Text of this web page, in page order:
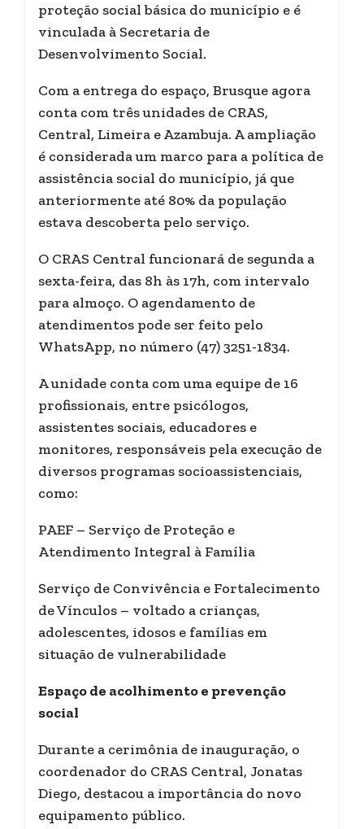
proteção social básica do município e é
vinculada à Secretaria de
Desenvolvimento Social.
Com a entrega do espaço, Brusque agora
conta com três unidades de CRAS,
Central, Limeira e Azambuja. A ampliação
é considerada um marco para a política de
assistência social do município, já que
anteriormente até 80% da população
estava descoberta pelo serviço.
O CRAS Central funcionará de segunda a
sexta-feira, das 8h às 17h, com intervalo
para almoço. O agendamento de
atendimentos pode ser feito pelo
WhatsApp, no número (47) 3251-1834.
A unidade conta com uma equipe de 16
profissionais, entre psicólogos,
assistentes sociais, educadores e
monitores, responsáveis pela execução de
diversos programas socioassistenciais,
como:
PAEF – Serviço de Proteção e
Atendimento Integral à Família
Serviço de Convivência e Fortalecimento
de Vínculos – voltado a crianças,
adolescentes, idosos e famílias em
situação de vulnerabilidade
Espaço de acolhimento e prevenção
social
Durante a cerimônia de inauguração, o
coordenador do CRAS Central, Jonatas
Diego, destacou a importância do novo
equipamento público.